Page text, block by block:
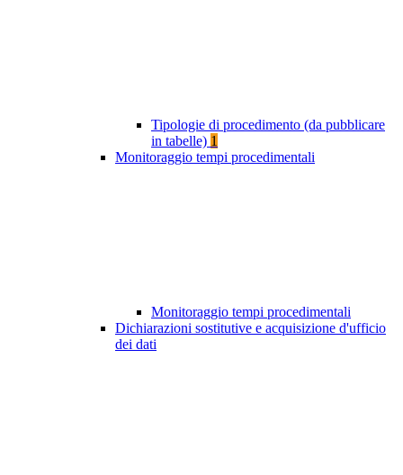
Tipologie di procedimento (da pubblicare
in tabelle) 1
Monitoraggio tempi procedimentali
Monitoraggio tempi procedimentali
Dichiarazioni sostitutive e acquisizione d'ufficio
dei dati